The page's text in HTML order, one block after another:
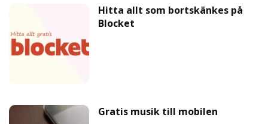
Hitta allt som bortskänkes på
Blocket
Gratis musik till mobilen